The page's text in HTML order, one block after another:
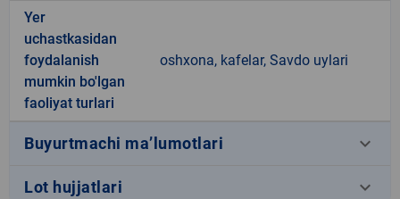
Yer
uchastkasidan
foydalanish
mumkin bo'lgan
faoliyat turlari
oshxona, kafelar, Savdo uylari
Buyurtmachi ma’lumotlari keyboard_arrow_down
Lot hujjatlari keyboard_arrow_down